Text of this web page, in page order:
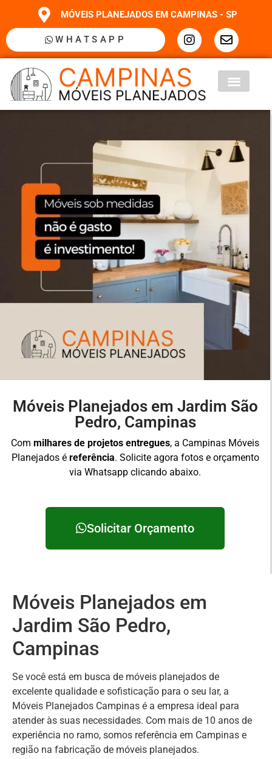
MÓVEIS PLANEJADOS EM CAMPINAS - SP
WHATSAPP
Móveis Planejados em Jardim São
Pedro, Campinas
Com milhares de projetos entregues, a Campinas Móveis
Planejados é referência. Solicite agora fotos e orçamento
via Whatsapp clicando abaixo.
Solicitar Orçamento
Móveis Planejados em
Jardim São Pedro,
Campinas
Se você está em busca de móveis planejados de
excelente qualidade e sofisticação para o seu lar, a
Móveis Planejados Campinas é a empresa ideal para
atender às suas necessidades. Com mais de 10 anos de
experiência no ramo, somos referência em Campinas e
região na fabricação de móveis planejados.